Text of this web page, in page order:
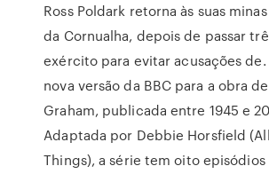
Ross Poldark retorna às suas
da Cornualha, depois de passar
exército para evitar acusações de.
nova versão da BBC para a obra
Graham, publicada entre 1945 e
Adaptada por Debbie Horsfield
Things), a série tem oito